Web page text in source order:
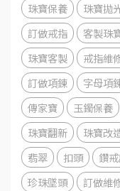
珠寶保養
珠寶拋
訂做戒指
客製珠
珠寶客製
戒指維
訂做項鍊
字母項
傳家寶
玉鐲保養
珠寶翻新
珠寶改
翡翠
扣頭 鑽
珍珠墜頭
訂做維